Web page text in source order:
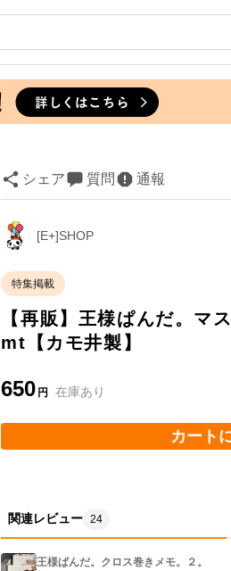
シェア 質問 通報
[E+]SHOP
特集掲載
【再販】王様ぱんだ。マ
mt【カモ井製】
650 円 在庫あり
カート
関連レビュー 24
王様ぱんだ。クロス巻きメモ。２。